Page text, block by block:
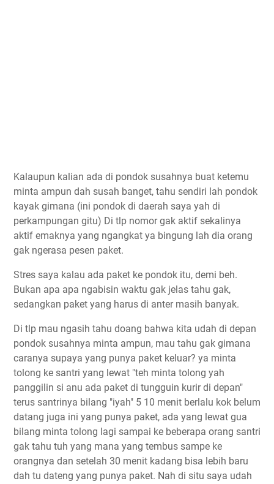
Kalaupun kalian ada di pondok susahnya buat ketemu
minta ampun dah susah banget, tahu sendiri lah pondok
kayak gimana (ini pondok di daerah saya yah di
perkampungan gitu) Di tlp nomor gak aktif sekalinya
aktif emaknya yang ngangkat ya bingung lah dia orang
gak ngerasa pesen paket.
Stres saya kalau ada paket ke pondok itu, demi beh.
Bukan apa apa ngabisin waktu gak jelas tahu gak,
sedangkan paket yang harus di anter masih banyak.
Di tlp mau ngasih tahu doang bahwa kita udah di depan
pondok susahnya minta ampun, mau tahu gak gimana
caranya supaya yang punya paket keluar? ya minta
tolong ke santri yang lewat "teh minta tolong yah
panggilin si anu ada paket di tungguin kurir di depan"
terus santrinya bilang "iyah" 5 10 menit berlalu kok belum
datang juga ini yang punya paket, ada yang lewat gua
bilang minta tolong lagi sampai ke beberapa orang santri
gak tahu tuh yang mana yang tembus sampe ke
orangnya dan setelah 30 menit kadang bisa lebih baru
dah tu dateng yang punya paket. Nah di situ saya udah